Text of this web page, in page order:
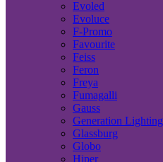
Evoled
Evoluce
F-Promo
Favourite
Feiss
Feron
Freya
Fumagalli
Gauss
Generation Lighting
Glassburg
Globo
Hiper